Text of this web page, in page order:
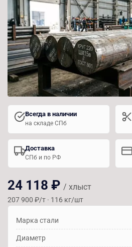
Всегда в наличии
на складе СПб
Доставка
СПб и по РФ
24 118 ₽ / хлыст
207 900 ₽/т · 116 кг/шт
Марка стали
Диаметр